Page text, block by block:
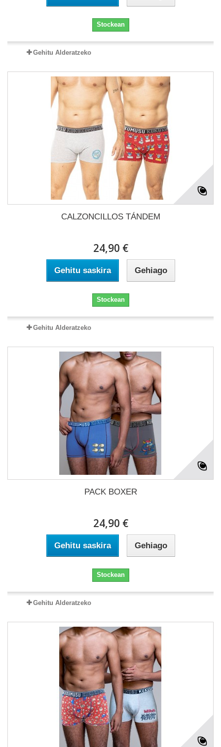
Stockean
Gehitu Alderatzeko
CALZONCILLOS TÁNDEM
24,90 €
Gehitu saskira Gehiago
Stockean
Gehitu Alderatzeko
PACK BOXER
24,90 €
Gehitu saskira Gehiago
Stockean
Gehitu Alderatzeko